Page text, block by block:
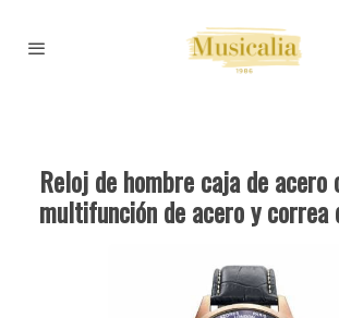
Reloj de hombre caja de acero
multifunción de acero y correa